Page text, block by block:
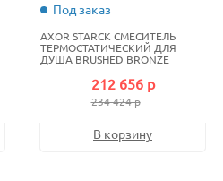
Под заказ
AXOR STARCK СМЕСИТЕЛЬ
ТЕРМОСТАТИЧЕСКИЙ ДЛЯ
ДУША BRUSHED BRONZE
212 656 р
234 424 р
В корзину